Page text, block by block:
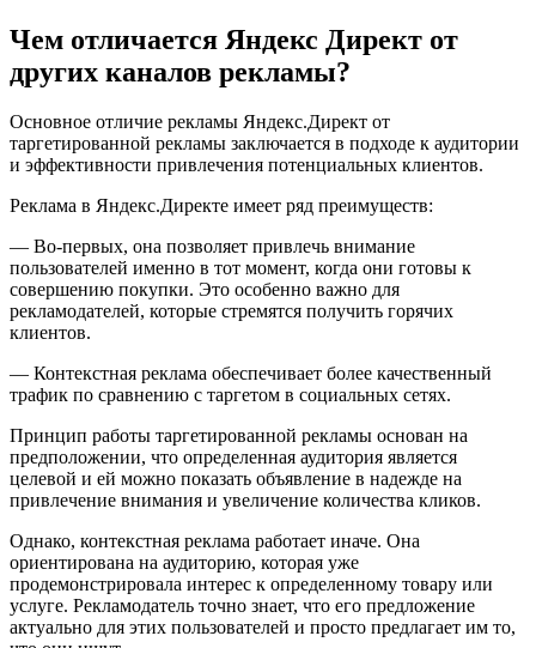
Чем отличается Яндекс Директ от
других каналов рекламы?
Основное отличие рекламы Яндекс.Директ от
таргетированной рекламы заключается в подходе к аудитории
и эффективности привлечения потенциальных клиентов.
Реклама в Яндекс.Директе имеет ряд преимуществ:
— Во-первых, она позволяет привлечь внимание
пользователей именно в тот момент, когда они готовы к
совершению покупки. Это особенно важно для
рекламодателей, которые стремятся получить горячих
клиентов.
— Контекстная реклама обеспечивает более качественный
трафик по сравнению с таргетом в социальных сетях.
Принцип работы таргетированной рекламы основан на
предположении, что определенная аудитория является
целевой и ей можно показать объявление в надежде на
привлечение внимания и увеличение количества кликов.
Однако, контекстная реклама работает иначе. Она
ориентирована на аудиторию, которая уже
продемонстрировала интерес к определенному товару или
услуге. Рекламодатель точно знает, что его предложение
актуально для этих пользователей и просто предлагает им то,